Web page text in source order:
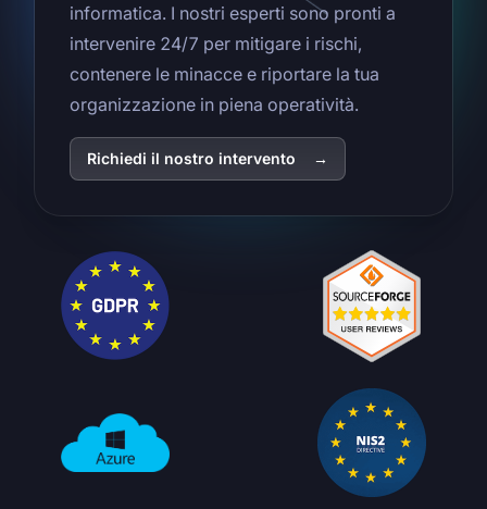
informatica. I nostri esperti sono pronti a
intervenire 24/7 per mitigare i rischi,
contenere le minacce e riportare la tua
organizzazione in piena operatività.
Richiedi il nostro intervento →